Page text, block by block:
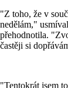
"Z toho, že v
nedělám,"
přehodnotila.
častěji si
"Tentokrát jsem